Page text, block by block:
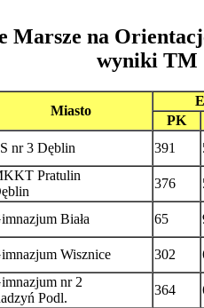
Marsze na
wyniki TM
Miasto
PK
nr 3 Dęblin 391
Pratulin
376
Biała 65
Wisznice 302
nr 2
Podl.
364